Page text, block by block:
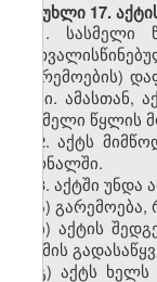
მუხლი 17.
1. სასმელი
(გარემოების)
აქტი.
სასმელი წყლის
2. აქტს
ჟურნალში.
3. აქტში უნდა
ა)
ბ) აქტის
საქმის
გ) აქტს